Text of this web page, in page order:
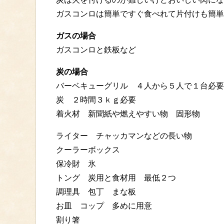
ガスコンロは簡単ですぐ食べれて片付けも簡
ガスの場合
ガスコンロと鉄板など
炭の場合
バーベキューグリル ４人から５人で１台必要
炭 ２時間３ｋｇ必要
着火材 新聞紙や燃えやすい物 固形物
ライター チャッカマンなどの長い物
クーラーボックス
保冷財 氷
トング 炭用と食材用 最低２つ
調理具 包丁 まな板
お皿 コップ 多めに用意
割り箸